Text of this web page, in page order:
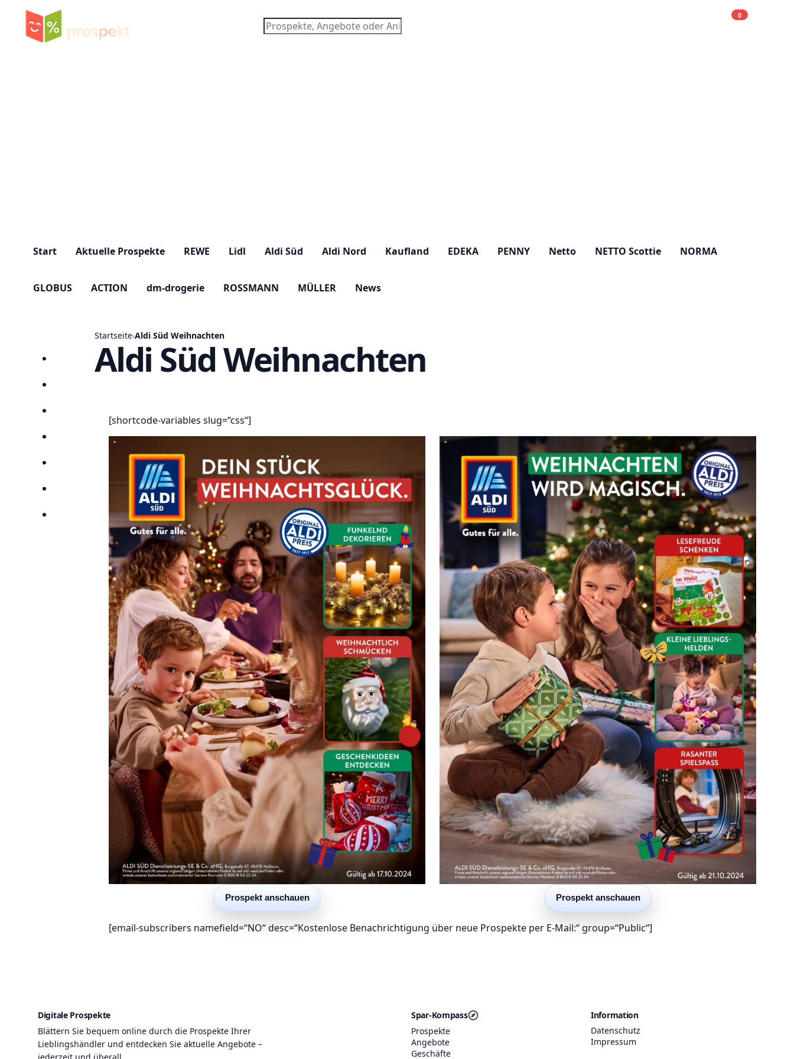
Suchen
0
Start Aktuelle Prospekte REWE Lidl Aldi Süd Aldi Nord Kaufland EDEKA PENNY Netto NETTO Scottie NORMA
GLOBUS ACTION dm-drogerie ROSSMANN MÜLLER News
Startseite
Lieblingsprospekte
Startseite›Aldi Süd Weihnachten
Aldi Süd Weihnachten
[shortcode-variables slug=“css“]
Prospekt anschauen Prospekt anschauen
[email-subscribers namefield=“NO“ desc=“Kostenlose Benachrichtigung über neue Prospekte per E-Mail:“ group=“Public“]
Digitale Prospekte
Blättern Sie bequem online durch die Prospekte Ihrer
Lieblingshändler und entdecken Sie aktuelle Angebote –
Spar-Kompass
Prospekte
Angebote
Geschäfte
Information
Datenschutz
Impressum